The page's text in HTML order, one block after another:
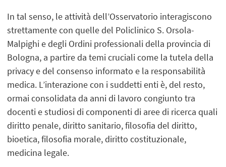
In tal senso, le attività dell’Osservatorio interagiscono
strettamente con quelle del Policlinico S. Orsola-
Malpighi e degli Ordini professionali della provincia di
Bologna, a partire da temi cruciali come la tutela della
privacy e del consenso informato e la responsabilità
medica. L’interazione con i suddetti enti è, del resto,
ormai consolidata da anni di lavoro congiunto tra
docenti e studiosi di componenti di aree di ricerca quali
diritto penale, diritto sanitario, filosofia del diritto,
bioetica, filosofia morale, diritto costituzionale,
medicina legale.